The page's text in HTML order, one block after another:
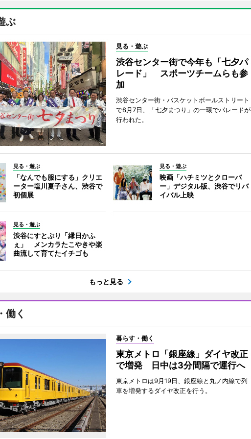
ぶ
見る・遊ぶ
渋谷センター街で今年も「七夕パ
レード」 スポーツチームらも参
加
渋谷センター街・バスケットボールストリート
で8月7日、「七夕まつり」の一環でパレードが
行われた。
見る・遊ぶ
「なんでも服にする」クリエ
ーター塩川夏子さん、渋谷で
初個展
見る・遊ぶ
映画「ハチミツとクローバ
ー」デジタル版、渋谷でリバ
イバル上映
見る・遊ぶ
渋谷にすとぷり「縁日かふ
ぇ」 メンカラたこやきや楽
曲流して育てたイチゴも
もっと見る
働く
暮らす・働く
東京メトロ「銀座線」ダイヤ改正
で増発 日中は3分間隔で運行へ
東京メトロは9月19日、銀座線と丸ノ内線で列
車を増発するダイヤ改正を行う。